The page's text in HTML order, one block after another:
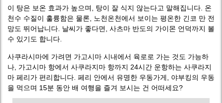
이 탕은 보온 효과가 높으며, 탕이 잘 식지 않는다고 말해집니다. 온
천수 수질이 훌륭함은 물론, 노천온천에서 보이는 평온한 긴코 만 전
망도 뛰어납니다. 날씨가 좋다면, 사츠마 반도의 가이몬 언덕까지 볼
수 있기도 합니다.
사쿠라시마에 가려면 가고시마 시내에서 육로로 가는 것도 가능하
나, 가고시마 항에서 사쿠라지마 항까지 24시간 운항하는 사쿠라지
마 페리가 편리합니다. 페리 안에서 유명한 우동가게, 야부킹의 우동
을 먹으며 15분 동안 배 여행을 즐겨 보시는 건 어떠세요?